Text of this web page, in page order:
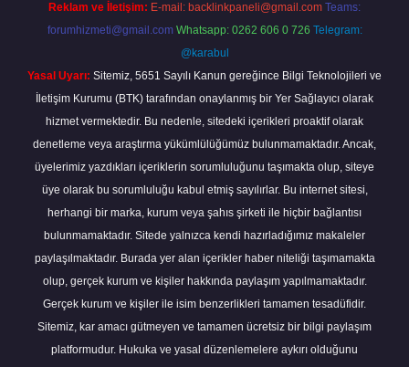
Reklam ve İletişim: E-mail: backlinkpaneli@gmail.com Teams:
forumhizmeti@gmail.com Whatsapp: 0262 606 0 726 Telegram:
@karabul
Yasal Uyarı: Sitemiz, 5651 Sayılı Kanun gereğince Bilgi Teknolojileri ve
İletişim Kurumu (BTK) tarafından onaylanmış bir Yer Sağlayıcı olarak
hizmet vermektedir. Bu nedenle, sitedeki içerikleri proaktif olarak
denetleme veya araştırma yükümlülüğümüz bulunmamaktadır. Ancak,
üyelerimiz yazdıkları içeriklerin sorumluluğunu taşımakta olup, siteye
üye olarak bu sorumluluğu kabul etmiş sayılırlar. Bu internet sitesi,
herhangi bir marka, kurum veya şahıs şirketi ile hiçbir bağlantısı
bulunmamaktadır. Sitede yalnızca kendi hazırladığımız makaleler
paylaşılmaktadır. Burada yer alan içerikler haber niteliği taşımamakta
olup, gerçek kurum ve kişiler hakkında paylaşım yapılmamaktadır.
Gerçek kurum ve kişiler ile isim benzerlikleri tamamen tesadüfidir.
Sitemiz, kar amacı gütmeyen ve tamamen ücretsiz bir bilgi paylaşım
platformudur. Hukuka ve yasal düzenlemelere aykırı olduğunu